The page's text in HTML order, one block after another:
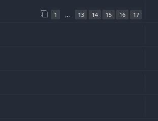
1 13 14 15 16 17